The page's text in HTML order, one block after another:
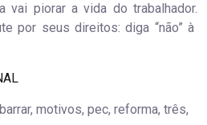
vai piorar a vida do trabalhador.
por seus direitos: diga “não” à
motivos, pec, reforma, três,